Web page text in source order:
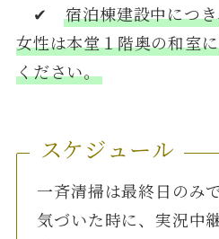
✔宿泊棟建設中につ
女性は本堂１階奥の和室
ください。
スケジュール
一斉清掃は最終日のみで
気づいた時に、実況中